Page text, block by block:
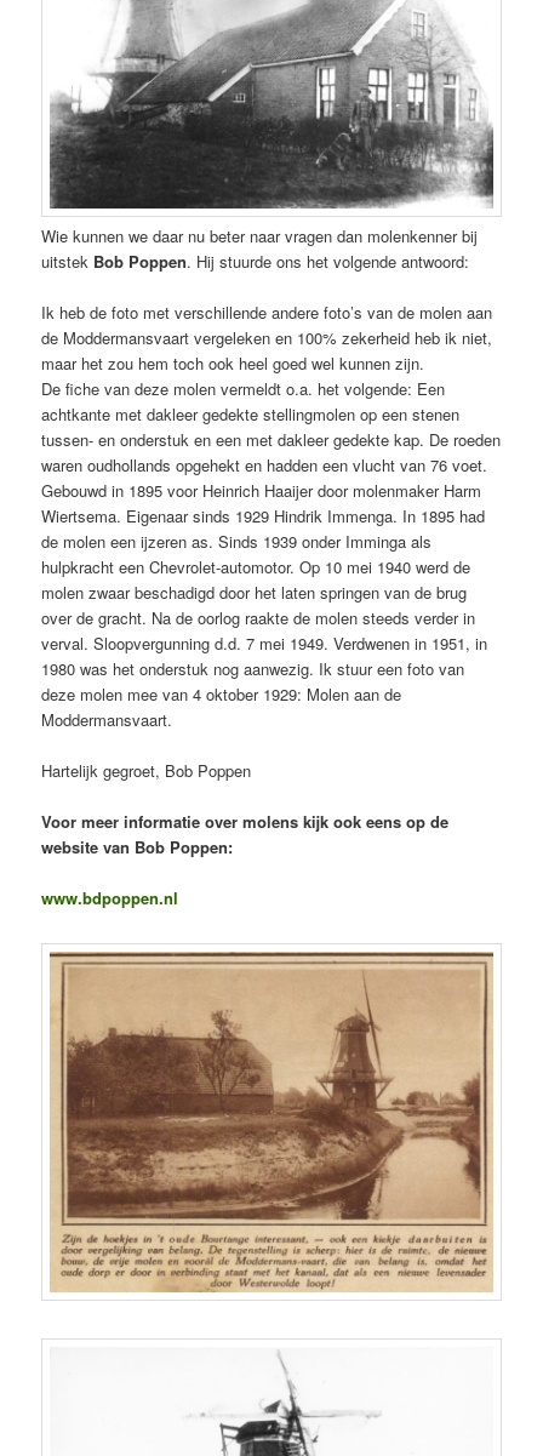
Wie kunnen we daar nu beter naar vragen dan molenkenner bij
uitstek Bob Poppen. Hij stuurde ons het volgende antwoord:
Ik heb de foto met verschillende andere foto’s van de molen aan
de Moddermansvaart vergeleken en 100% zekerheid heb ik niet,
maar het zou hem toch ook heel goed wel kunnen zijn.
De fiche van deze molen vermeldt o.a. het volgende: Een
achtkante met dakleer gedekte stellingmolen op een stenen
tussen- en onderstuk en een met dakleer gedekte kap. De roeden
waren oudhollands opgehekt en hadden een vlucht van 76 voet.
Gebouwd in 1895 voor Heinrich Haaijer door molenmaker Harm
Wiertsema. Eigenaar sinds 1929 Hindrik Immenga. In 1895 had
de molen een ijzeren as. Sinds 1939 onder Imminga als
hulpkracht een Chevrolet-automotor. Op 10 mei 1940 werd de
molen zwaar beschadigd door het laten springen van de brug
over de gracht. Na de oorlog raakte de molen steeds verder in
verval. Sloopvergunning d.d. 7 mei 1949. Verdwenen in 1951, in
1980 was het onderstuk nog aanwezig. Ik stuur een foto van
deze molen mee van 4 oktober 1929: Molen aan de
Moddermansvaart.
Hartelijk gegroet, Bob Poppen
Voor meer informatie over molens kijk ook eens op de
website van Bob Poppen:
www.bdpoppen.nl